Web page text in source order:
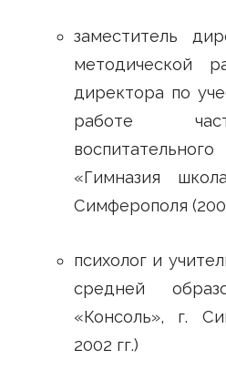
заместитель
методической
директора по
работе
«Гимназия
Симферополя
психолог и
средней
«Консоль», г.
2002 гг.)